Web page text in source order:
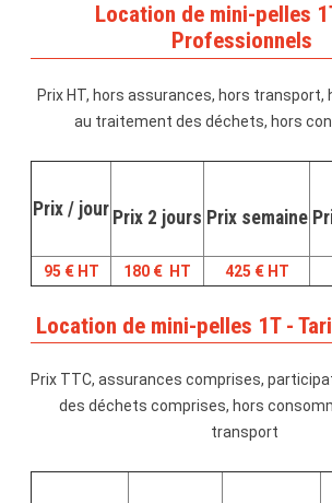
Location de mini-pelles
Professionnels
Prix HT, hors assurances, hors transport,
au traitement des déchets, hors
Prix / jour Prix 2 jours Prix semaine
95 € HT 180 € HT 425 € HT
Location de mini-pelles 1T -
Prix TTC, assurances comprises,
des déchets comprises, hors
transport